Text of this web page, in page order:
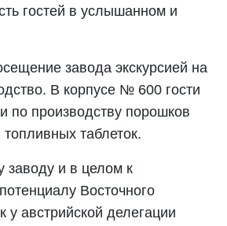
гостей в услышанном и
завода экскурсией на
В корпусе № 600 гости
по производству порошков
таблеток.
заводу и в целом к
Восточного
у австрийской делегации